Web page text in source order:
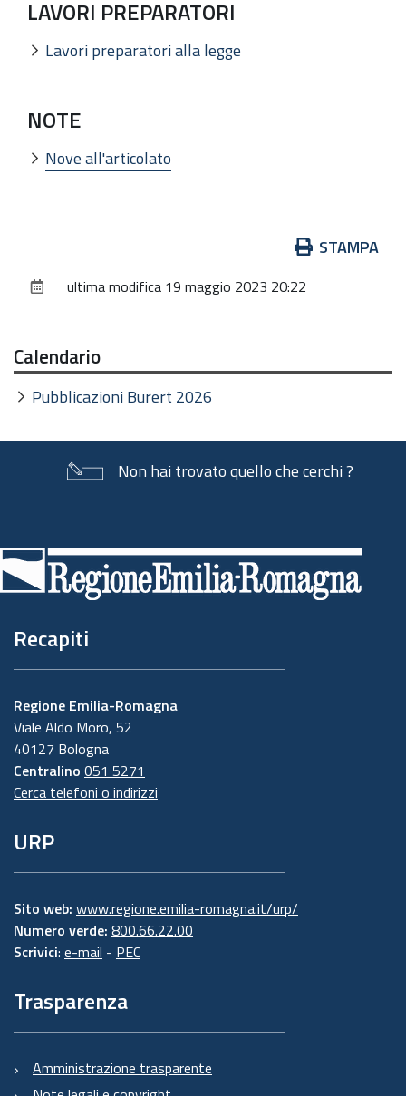
LAVORI PREPARATORI
Lavori preparatori alla legge
NOTE
Nove all'articolato
documento
STAMPA
ultima modifica 19 maggio 2023 20:22
Calendario
Pubblicazioni Burert 2026
Non hai trovato quello che cerchi ?
di
pagina
Recapiti
Regione Emilia-Romagna
Viale Aldo Moro, 52
40127 Bologna
Centralino 051 5271
Cerca telefoni o indirizzi
URP
Sito web: www.regione.emilia-romagna.it/urp/
Numero verde: 800.66.22.00
Scrivici: e-mail - PEC
Trasparenza
Amministrazione trasparente